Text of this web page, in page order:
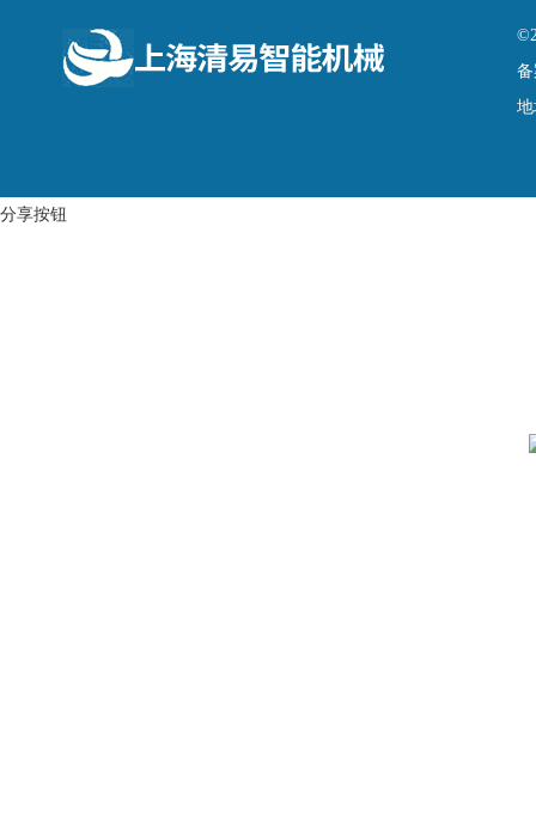
备
分享按钮